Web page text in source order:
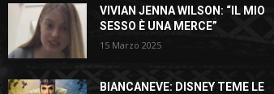
VIVIAN JENNA WILSON: “IL MIO
SESSO È UNA MERCE”
15 Marzo 2025
BIANCANEVE: DISNEY TEME LE